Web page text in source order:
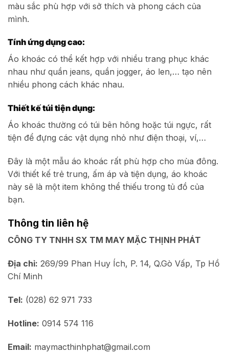
màu sắc phù hợp với sở thích và phong cách của
mình.
Tính ứng dụng cao:
Áo khoác có thể kết hợp với nhiều trang phục khác
nhau như quần jeans, quần jogger, áo len,… tạo nên
nhiều phong cách khác nhau.
Thiết kế túi tiện dụng:
Áo khoác thường có túi bên hông hoặc túi ngực, rất
tiện để đựng các vật dụng nhỏ như điện thoại, ví,…
Đây là một mẫu áo khoác rất phù hợp cho mùa đông.
Với thiết kế trẻ trung, ấm áp và tiện dụng, áo khoác
này sẽ là một item không thể thiếu trong tủ đồ của
bạn.
Thông tin liên hệ
CÔNG TY TNHH SX TM MAY MẶC THỊNH PHÁT
Địa chỉ: 269/99 Phan Huy Ích, P. 14, Q.Gò Vấp, Tp Hồ
Chí Minh
Tel: (028) 62 971 733
Hotline: 0914 574 116
Email: maymacthinhphat@gmail.com